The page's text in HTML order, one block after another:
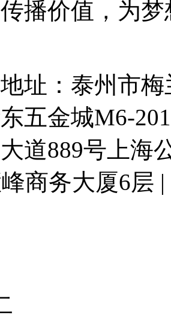
播价值，为
址：泰州市
五金城M6-
道889号上海
商务大厦6层 |